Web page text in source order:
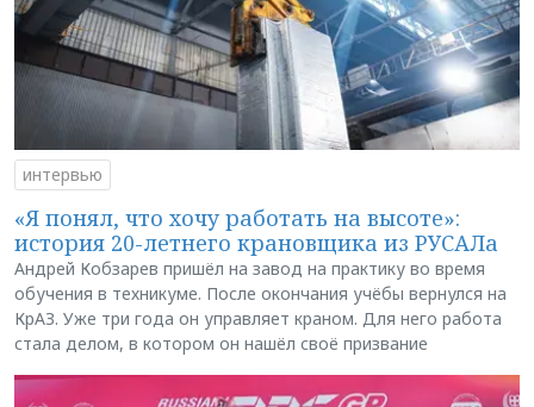
интервью
«Я понял, что хочу работать на высоте»:
история 20-летнего крановщика из РУСАЛа
Андрей Кобзарев пришёл на завод на практику во время
обучения в техникуме. После окончания учёбы вернулся на
КрАЗ. Уже три года он управляет краном. Для него работа
стала делом, в котором он нашёл своё призвание